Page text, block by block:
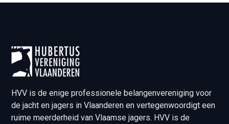
HVV is de enige professionele belangenvereniging voor
de jacht en jagers in Vlaanderen en vertegenwoordigt een
ruime meerderheid van Vlaamse jagers. HVV is de